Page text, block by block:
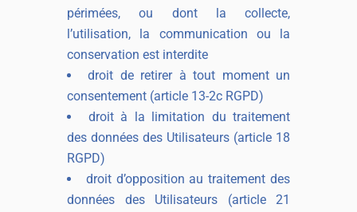
périmées, ou dont la collecte,
l’utilisation, la communication ou la
conservation est interdite
droit de retirer à tout moment un
consentement (article 13-2c RGPD)
droit à la limitation du traitement
des données des Utilisateurs (article 18
RGPD)
droit d’opposition au traitement des
données des Utilisateurs (article 21